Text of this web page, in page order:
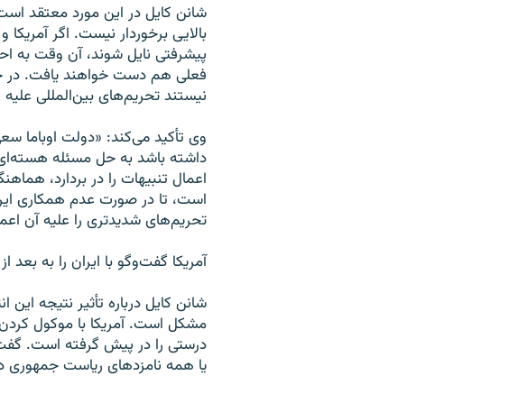
شانن کايل در اين مورد معتقد
بالايی برخوردار نيست. اگر
پيشرفتی نايل شوند، آن وقت به
فعلی هم دست خواهند يافت. در
نيستند تحريم‌های بين‌المللی
وی تأکيد می‌کند: «دولت اوباما
داشته باشد به حل مسئله هسته‌ای
اعمال تنبيهات را در بردارد،
است، تا در صورت عدم همکاری
تحريم‌های شديدتری را عليه آن
آمريکا گفت‌وگو با ايران را به
شانن کايل درباره تأثير نتيجه
مشکل است. آمريکا با موکول کردن
درستی را در پيش گرفته است.
يا همه نامزدهای رياست جمهوری